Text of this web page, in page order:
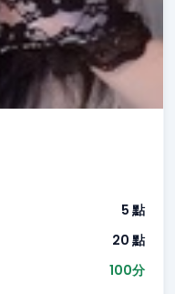
5 點
20 點
100分